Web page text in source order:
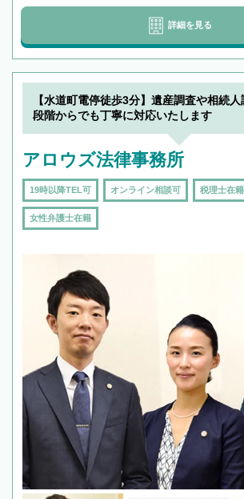
詳細を見る
【水道町電停徒歩3分】遺産調査や相続
段階からでも丁寧に対応いたします
アロウズ法律事務所
19時以降TEL可 オンライン相談可 税理士在籍
女性弁護士在籍